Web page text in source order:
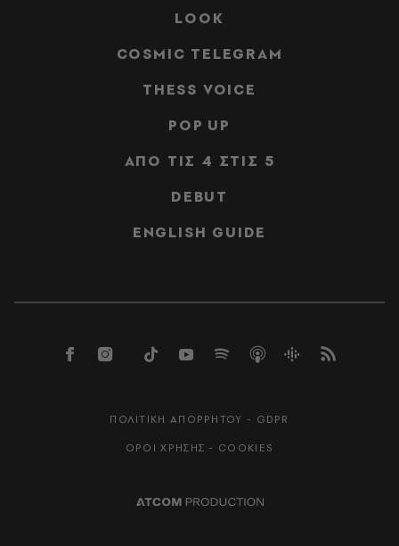
LOOK
COSMIC TELEGRAM
THESS VOICE
POP UP
ΑΠΟ ΤΙΣ 4 ΣΤΙΣ 5
DEBUT
ENGLISH GUIDE
ΠΟΛΙΤΙΚΗ ΑΠΟΡΡΗΤΟΥ - GDPR
ΟΡΟΙ ΧΡΗΣΗΣ - COOKIES